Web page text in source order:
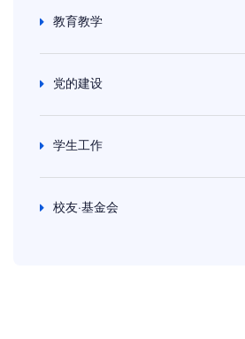
教育教学
党的建设
学生工作
校友·基金会